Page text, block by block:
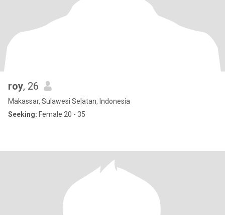
roy, 26
Makassar, Sulawesi Selatan, Indonesia
Seeking: Female 20 - 35